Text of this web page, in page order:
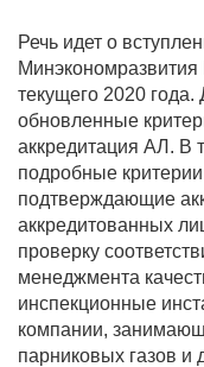
Речь идет о
текущего 2020 года.
обновленные
аккредитация АЛ. В
подробные
подтверждающие
аккредитованных
проверку
менеджмента
инспекционные
компании,
парниковых газов и